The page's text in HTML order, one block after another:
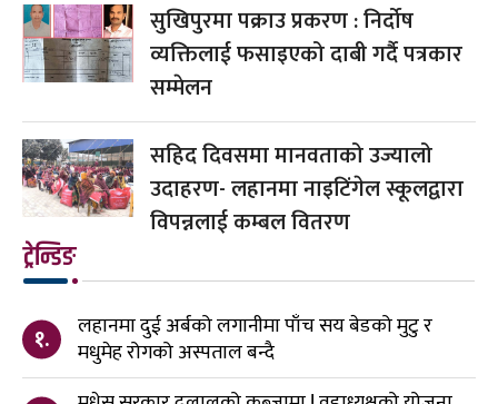
सुखिपुरमा पक्राउ प्रकरण : निर्दोष
व्यक्तिलाई फसाइएको दाबी गर्दै पत्रकार
सम्मेलन
सहिद दिवसमा मानवताको उज्यालो
उदाहरण- लहानमा नाइटिंगेल स्कूलद्वारा
विपन्नलाई कम्बल वितरण
ट्रेन्डिङ
१.
लहानमा दुई अर्बको लगानीमा पाँच सय बेडको मुटु र
मधुमेह रोगको अस्पताल बन्दै